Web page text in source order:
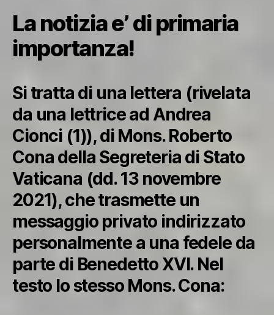
La notizia e’ di primaria
importanza!
Si tratta di una lettera (rivelata
da una lettrice ad Andrea
Cionci (1)), di Mons. Roberto
Cona della Segreteria di Stato
Vaticana (dd. 13 novembre
2021), che trasmette un
messaggio privato indirizzato
personalmente a una fedele da
parte di Benedetto XVI. Nel
testo lo stesso Mons. Cona: